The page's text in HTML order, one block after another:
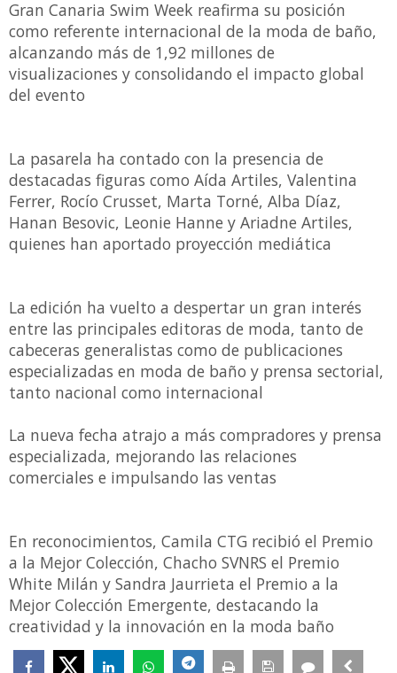
Gran Canaria Swim Week reafirma su posición
como referente internacional de la moda de baño,
alcanzando más de 1,92 millones de
visualizaciones y consolidando el impacto global
del evento
La pasarela ha contado con la presencia de
destacadas figuras como Aída Artiles, Valentina
Ferrer, Rocío Crusset, Marta Torné, Alba Díaz,
Hanan Besovic, Leonie Hanne y Ariadne Artiles,
quienes han aportado proyección mediática
La edición ha vuelto a despertar un gran interés
entre las principales editoras de moda, tanto de
cabeceras generalistas como de publicaciones
especializadas en moda de baño y prensa sectorial,
tanto nacional como internacional
La nueva fecha atrajo a más compradores y prensa
especializada, mejorando las relaciones
comerciales e impulsando las ventas
En reconocimientos, Camila CTG recibió el Premio
a la Mejor Colección, Chacho SVNRS el Premio
White Milán y Sandra Jaurrieta el Premio a la
Mejor Colección Emergente, destacando la
creatividad y la innovación en la moda baño